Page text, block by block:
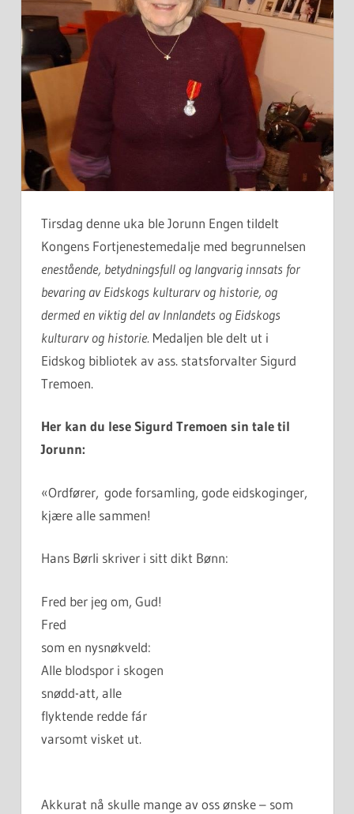
Tirsdag denne uka ble Jorunn Engen tildelt
Kongens Fortjenestemedalje med begrunnelsen
enestående, betydningsfull og langvarig innsats for
bevaring av Eidskogs kulturarv og historie, og
dermed en viktig del av Innlandets og Eidskogs
kulturarv og historie. Medaljen ble delt ut i
Eidskog bibliotek av ass. statsforvalter Sigurd
Tremoen.
Her kan du lese Sigurd Tremoen sin tale til
Jorunn:
«Ordfører, gode forsamling, gode eidskoginger,
kjære alle sammen!
Hans Børli skriver i sitt dikt Bønn:
Fred ber jeg om, Gud!
Fred
som en nysnøkveld:
Alle blodspor i skogen
snødd-att, alle
flyktende redde fár
varsomt visket ut.
Akkurat nå skulle mange av oss ønske – som